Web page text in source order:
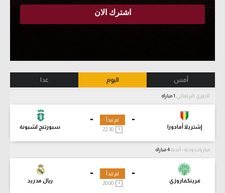
أمس اليوم غدا
الدوري البرتغالي
-
إشتريلا أمادورا
-
سبورتنج لشبونة
لم تبدأ
مباريات ودية - أندية
-
فرينكفاروزي
-
ريال مدريد
لم تبدأ